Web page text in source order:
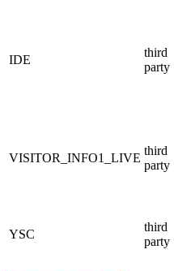
IDE
third
party
VISITOR_INFO1_LIVE
third
party
YSC
third
party